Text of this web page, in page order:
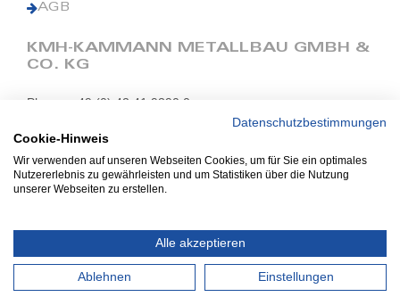
AGB
KMH-KAMMANN METALLBAU GMBH &
CO. KG
Phone: +49 (0) 42 41 9390 0
E-Mail: office@kmh.net
www.kmh.net
Industriestraße 13
Datenschutzbestimmungen
Cookie-Hinweis
Wir verwenden auf unseren Webseiten Cookies, um für Sie ein optimales
Nutzererlebnis zu gewährleisten und um Statistiken über die Nutzung
unserer Webseiten zu erstellen.
Alle akzeptieren
Ablehnen Einstellungen